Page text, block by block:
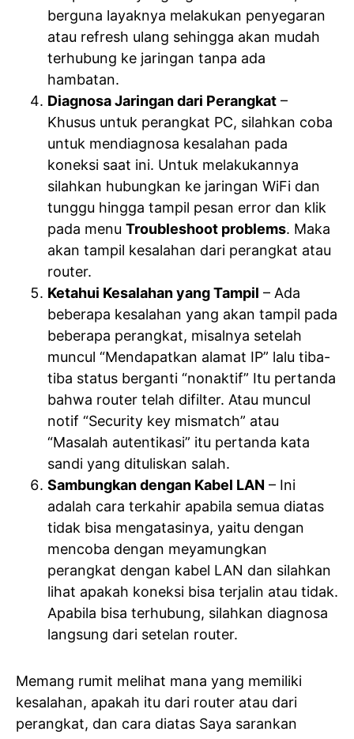
berguna layaknya melakukan penyegaran
atau refresh ulang sehingga akan mudah
terhubung ke jaringan tanpa ada
hambatan.
Diagnosa Jaringan dari Perangkat –
Khusus untuk perangkat PC, silahkan coba
untuk mendiagnosa kesalahan pada
koneksi saat ini. Untuk melakukannya
silahkan hubungkan ke jaringan WiFi dan
tunggu hingga tampil pesan error dan klik
pada menu Troubleshoot problems. Maka
akan tampil kesalahan dari perangkat atau
router.
Ketahui Kesalahan yang Tampil – Ada
beberapa kesalahan yang akan tampil pada
beberapa perangkat, misalnya setelah
muncul “Mendapatkan alamat IP” lalu tiba-
tiba status berganti “nonaktif” Itu pertanda
bahwa router telah difilter. Atau muncul
notif “Security key mismatch” atau
“Masalah autentikasi” itu pertanda kata
sandi yang dituliskan salah.
Sambungkan dengan Kabel LAN – Ini
adalah cara terkahir apabila semua diatas
tidak bisa mengatasinya, yaitu dengan
mencoba dengan meyamungkan
perangkat dengan kabel LAN dan silahkan
lihat apakah koneksi bisa terjalin atau tidak.
Apabila bisa terhubung, silahkan diagnosa
langsung dari setelan router.
Memang rumit melihat mana yang memiliki
kesalahan, apakah itu dari router atau dari
perangkat, dan cara diatas Saya sarankan